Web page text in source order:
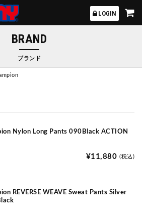
LOGIN
BRAND
ブランド
Nylon Long Pants 090Black ACTION
¥11,880 (税込)
REVERSE WEAVE Sweat Pants Silver